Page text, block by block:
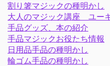
割り箸マジックの種明かし
大人のマジック講座 ユー
手品グッズ、本の紹介
手品マジックお役たち情報
日用品手品の種明かし
輪ゴム手品の種明かし